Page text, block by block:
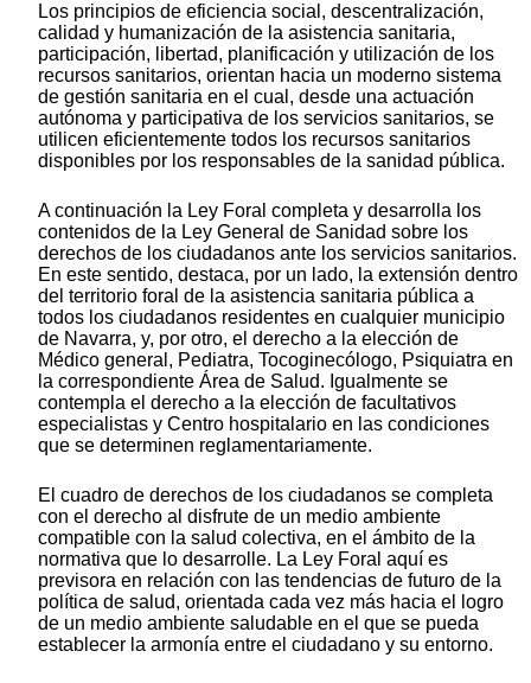
Los principios de eficiencia social, descentralización,
calidad y humanización de la asistencia sanitaria,
participación, libertad, planificación y utilización de los
recursos sanitarios, orientan hacia un moderno sistema
de gestión sanitaria en el cual, desde una actuación
autónoma y participativa de los servicios sanitarios, se
utilicen eficientemente todos los recursos sanitarios
disponibles por los responsables de la sanidad pública.
A continuación la Ley Foral completa y desarrolla los
contenidos de la Ley General de Sanidad sobre los
derechos de los ciudadanos ante los servicios sanitarios.
En este sentido, destaca, por un lado, la extensión dentro
del territorio foral de la asistencia sanitaria pública a
todos los ciudadanos residentes en cualquier municipio
de Navarra, y, por otro, el derecho a la elección de
Médico general, Pediatra, Tocoginecólogo, Psiquiatra en
la correspondiente Área de Salud. Igualmente se
contempla el derecho a la elección de facultativos
especialistas y Centro hospitalario en las condiciones
que se determinen reglamentariamente.
El cuadro de derechos de los ciudadanos se completa
con el derecho al disfrute de un medio ambiente
compatible con la salud colectiva, en el ámbito de la
normativa que lo desarrolle. La Ley Foral aquí es
previsora en relación con las tendencias de futuro de la
política de salud, orientada cada vez más hacia el logro
de un medio ambiente saludable en el que se pueda
establecer la armonía entre el ciudadano y su entorno.